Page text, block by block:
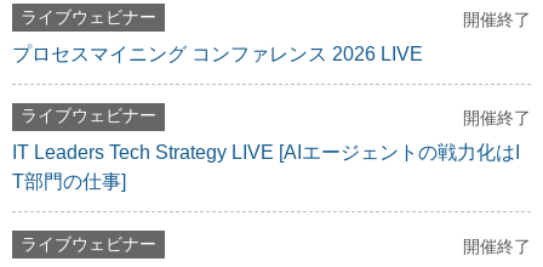
ライブウェビナー 開催終了
プロセスマイニング コンファレンス 2026 LIVE
ライブウェビナー 開催終了
IT Leaders Tech Strategy LIVE [AIエージェントの戦力化はI
T部門の仕事]
ライブウェビナー 開催終了